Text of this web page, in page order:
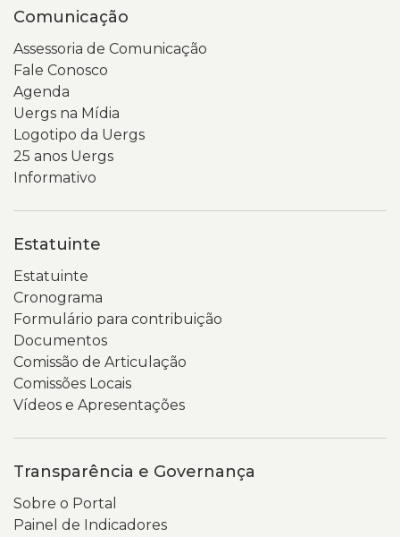
Comunicação
Assessoria de Comunicação
Fale Conosco
Agenda
Uergs na Mídia
Logotipo da Uergs
25 anos Uergs
Informativo
Estatuinte
Estatuinte
Cronograma
Formulário para contribuição
Documentos
Comissão de Articulação
Comissões Locais
Vídeos e Apresentações
Transparência e Governança
Sobre o Portal
Painel de Indicadores